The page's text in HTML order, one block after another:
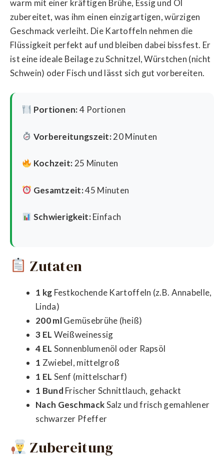
warm mit einer kräftigen Brühe, Essig und Öl
zubereitet, was ihm einen einzigartigen, würzigen
Geschmack verleiht. Die Kartoffeln nehmen die
Flüssigkeit perfekt auf und bleiben dabei bissfest. Er
ist eine ideale Beilage zu Schnitzel, Würstchen (nicht
Schwein) oder Fisch und lässt sich gut vorbereiten.
Portionen:4 Portionen
Vorbereitungszeit:20 Minuten
Kochzeit: 25 Minuten
Gesamtzeit:45 Minuten
Schwierigkeit:Einfach
Zutaten
1 kg Festkochende Kartoffeln (z.B. Annabelle,
Linda)
200 mlGemüsebrühe (heiß)
3 EL Weißweinessig
4 EL Sonnenblumenöl oder Rapsöl
1 Zwiebel, mittelgroß
1 EL Senf (mittelscharf)
1 Bund Frischer Schnittlauch, gehackt
Nach GeschmackSalz und frisch gemahlener
schwarzer Pfeffer
Zubereitung